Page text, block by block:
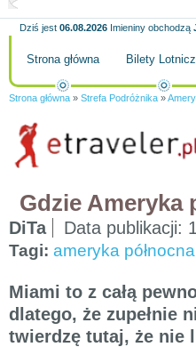
Dziś jest 06.08.2026 Imieniny obchodzą
Strona główna Bilety
Strona główna » Strefa Podróżnika »
Gdzie
DiTa Data publikacji:
Tagi: ameryka północna
Miami to z całą
dlatego, że zupełnie
twierdzę tutaj, że nie